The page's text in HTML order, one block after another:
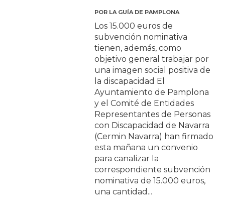
POR LA GUÍA DE PAMPLONA
Los 15.000 euros de
subvención nominativa
tienen, además, como
objetivo general trabajar por
una imagen social positiva de
la discapacidad El
Ayuntamiento de Pamplona
y el Comité de Entidades
Representantes de Personas
con Discapacidad de Navarra
(Cermin Navarra) han firmado
esta mañana un convenio
para canalizar la
correspondiente subvención
nominativa de 15.000 euros,
una cantidad...